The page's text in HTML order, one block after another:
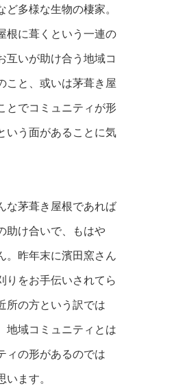
多様な生物の棲家。
根に葺くという一連の
互いが助け合う地域コ
こと、或いは茅葺き屋
とでコミュニティが形
いう面があることに気
な茅葺き屋根であれば
助け合いで、もはや
。昨年末に濱田窯さん
りをお手伝いされてら
所の方という訳では
地域コミュニティとは
ィの形があるのでは
ます。